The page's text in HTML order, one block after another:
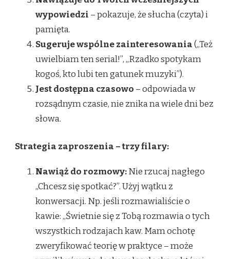
wypowiedzi – pokazuje, że słucha (czyta) i
pamięta.
Sugeruje wspólne zainteresowania(„Też
uwielbiam ten serial!”, „Rzadko spotykam
kogoś, kto lubi ten gatunek muzyki”).
Jest dostępna czasowo – odpowiada w
rozsądnym czasie, nie znika na wiele dni bez
słowa.
Strategia zaproszenia – trzy filary:
Nawiąż do rozmowy:Nie rzucaj nagłego
„Chcesz się spotkać?”. Użyj wątku z
konwersacji. Np. jeśli rozmawialiście o
kawie: „Świetnie się z Tobą rozmawia o tych
wszystkich rodzajach kaw. Mam ochotę
zweryfikować teorię w praktyce – może